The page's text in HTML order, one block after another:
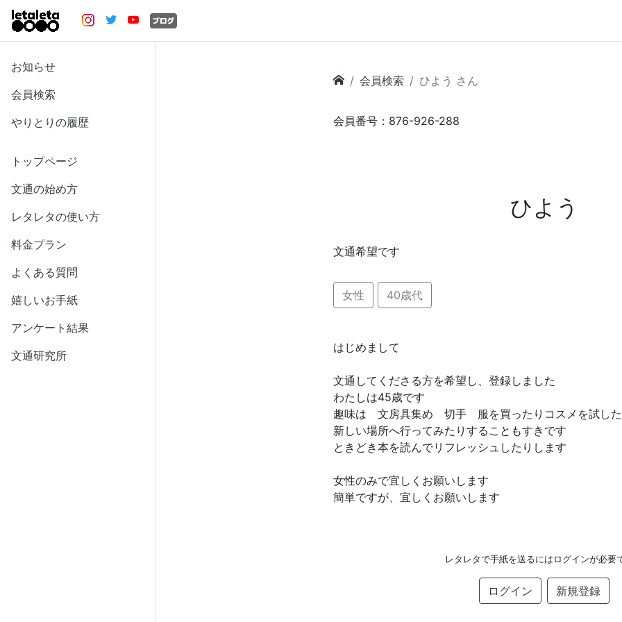
お知らせ
会員検索
やりとりの履歴
トップページ
文通の始め方
レタレタの使い方
料金プラン
よくある質問
嬉しいお手紙
アンケート結果
文通研究所
会員検索 ひよう さん
会員番号：876-926-288
ひよう
文通希望です
女性 40歳代
はじめまして
文通してくださる方を希望し、登録しました
わたしは45歳です
趣味は 文房具集め 切手 服を買ったりコスメを試し
新しい場所へ行ってみたりすることもすきです
ときどき本を読んでリフレッシュしたりします
女性のみで宜しくお願いします
簡単ですが、宜しくお願いします
レタレタで手紙を送るにはログインが必要
ログイン 新規登録